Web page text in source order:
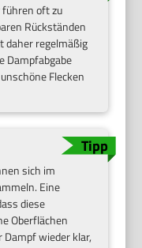
führen oft zu
Rückständen
daher regelmäßig
Dampfabgabe
Flecken
sich im
Eine
diese
Oberflächen
Dampf wieder klar,